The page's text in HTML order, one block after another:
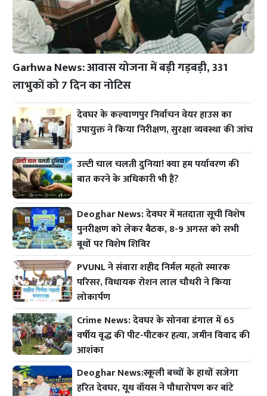
Garhwa News: आवास योजना में बड़ी गड़बड़ी, 331
लाभुकों को 7 दिन का नोटिस
देवघर के कल्याणपुर निर्वाचन वेयर हाउस का
उपायुक्त ने किया निरीक्षण, सुरक्षा व्यवस्था की जांच
उल्टी चाल चलती दुनिया! क्या हम पर्यावरण की
बात करने के अधिकारी भी हैं?
Deoghar News: देवघर में मतदाता सूची विशेष
पुनरीक्षण को लेकर बैठक, 8-9 अगस्त को सभी
बूथों पर विशेष शिविर
PVUNL ने संवारा शहीद निर्मल महतो स्मारक
परिसर, विधायक रोशन लाल चौधरी ने किया
लोकार्पण
Crime News: देवघर के सोनवा डंगाल में 65
वर्षीय वृद्ध की पीट-पीटकर हत्या, जमीन विवाद की
आशंका
Deoghar News:स्कूली बच्चों के हाथों सजेगा
हरित देवघर, यूथ वॉयस ने पौधारोपण कर बांटे